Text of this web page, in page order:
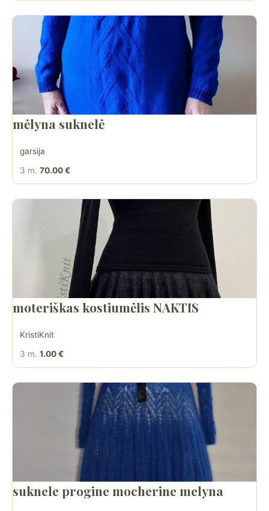
mėlyna suknelė
garsija
3 m. 70.00 €
moteriškas kostiumėlis NAKTIS
KristiKnit
3 m. 1.00 €
suknele progine mocherine melyna